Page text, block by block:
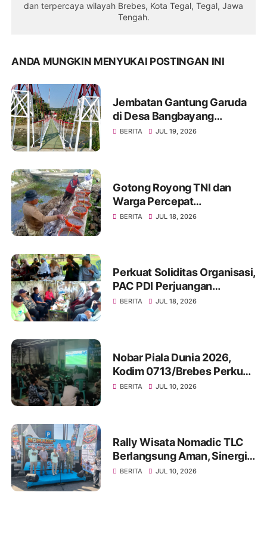
dan terpercaya wilayah Brebes, Kota Tegal, Tegal, Jawa
Tengah.
ANDA MUNGKIN MENYUKAI POSTINGAN INI
Jembatan Gantung Garuda
di Desa Bangbayang
Rampung Dibangun, Simbol
BERITA JUL 19, 2026
Gotong Royong TNI dan
Warga Percepat
Pembangunan Jembatan
BERITA JUL 18, 2026
Perkuat Soliditas Organisasi,
PAC PDI Perjuangan
Bumiayu Gelar Silaturahmi
BERITA JUL 18, 2026
Nobar Piala Dunia 2026,
Kodim 0713/Brebes Perkuat
Kemanunggalan TNI-Rakyat
BERITA JUL 10, 2026
Rally Wisata Nomadic TLC
Berlangsung Aman, Sinergi
Polres Brebes dan Instansi
BERITA JUL 10, 2026